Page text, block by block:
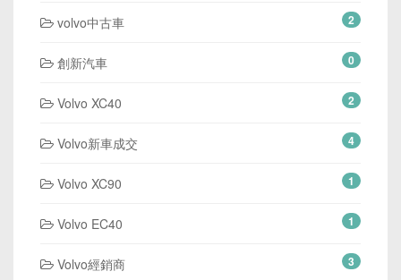
volvo中古車 2
創新汽車 0
Volvo XC40 2
Volvo新車成交 4
Volvo XC90 1
Volvo EC40 1
Volvo經銷商 3